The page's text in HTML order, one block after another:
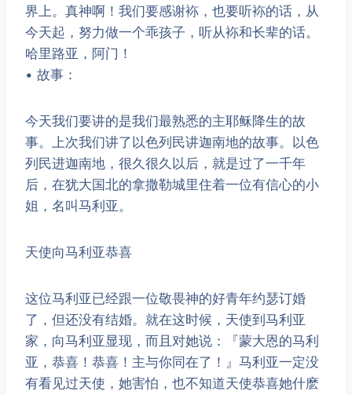
界上。真神啊！我们要感谢袮，也要听袮的话，从
今天起，努力做一个乖孩子，听从袮和长辈的话。
哈里路亚，阿门！
• 故事：
今天我们要讲的是我们最熟悉的主耶稣降生的故
事。上次我们讲了以色列民讲迦南地的故事。以色
列民进迦南地，很久很久以后，就是过了一千年
后，在犹大国北的拿撒勒城里住着一位有信心的小
姐，名叫马利亚。
天使向马利亚恭喜
​这位马利亚已经跟一位敬畏神的好青年约瑟订婚
了，但还没有结婚。就在这时候，天使到马利亚
家，向马利亚显现，而且对她说：『蒙大恩的马利
亚，恭喜！恭喜！主与你同在了！』马利亚一定没
有看见过天使，她害怕，也不知道天使恭喜她什麽